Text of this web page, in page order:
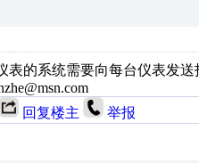
表的系统需要向每台仪表发
回复楼主 举报